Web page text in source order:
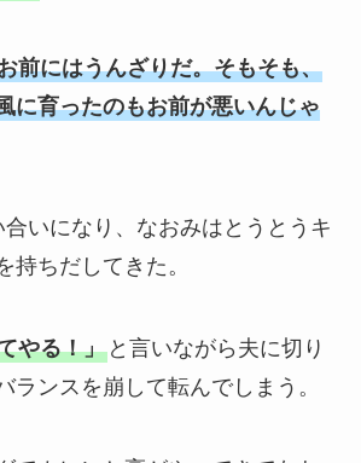
前にはうんざりだ。そもそも、
に育ったのもお前が悪いんじゃ
いになり、なおみはとうとうキ
持ちだしてきた。
やる！」と言いながら夫に切り
ランスを崩して転んでしまう。